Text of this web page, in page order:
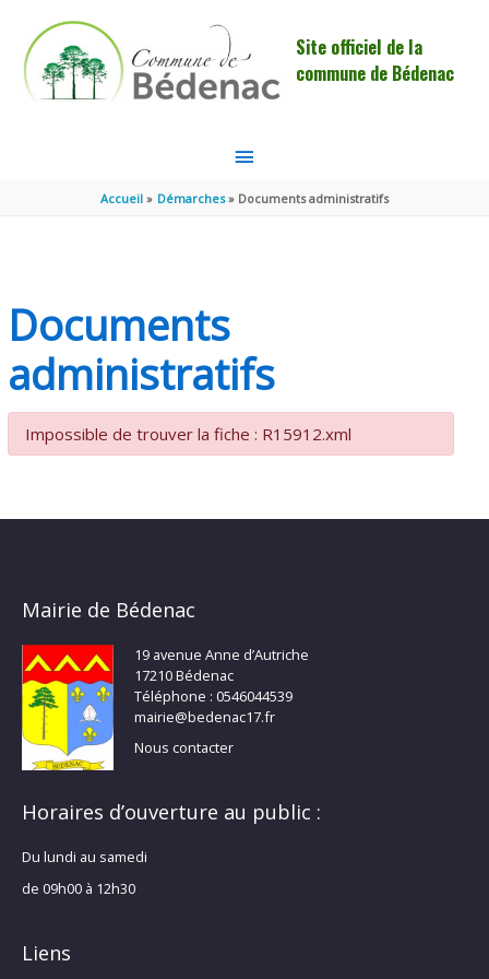
Site officiel de la
commune de Bédenac
MENU
PRINCIPAL
Accueil Démarches Documents administratifs
Documents
administratifs
Impossible de trouver la fiche : R15912.xml
Mairie de Bédenac
19 avenue Anne d’Autriche
17210 Bédenac
Téléphone : 0546044539
mairie@bedenac17.fr
Nous contacter
Horaires d’ouverture au public :
Du lundi au samedi
de 09h00 à 12h30
Liens